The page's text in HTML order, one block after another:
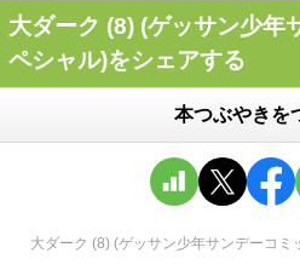
大ダーク (8) (ゲッサン少年
ペシャル)をシェアする
本つぶやきを
大ダーク (8) (ゲッサン少年サンデーコミ